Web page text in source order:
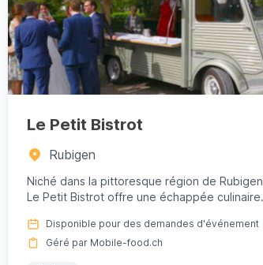
Le Petit Bistrot
Rubigen
Niché dans la pittoresque région de Rubigen,
Le Petit Bistrot offre une échappée culinaire
Disponible pour des demandes d'événement
Géré par Mobile-food.ch